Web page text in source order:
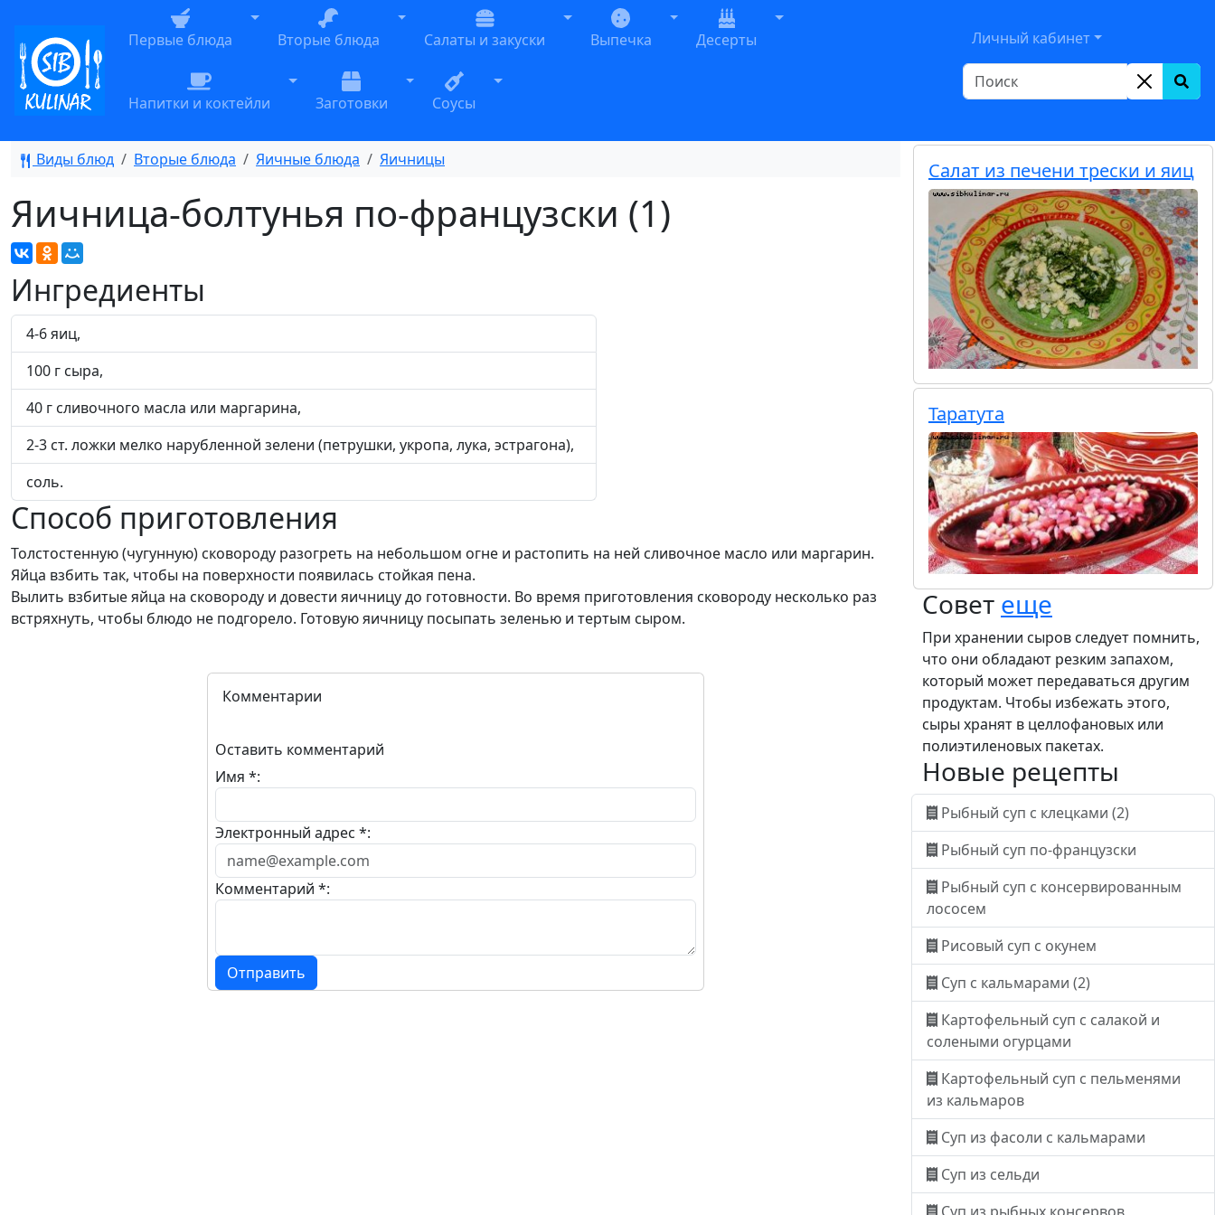
Первые блюда
Toggle Dropdown
Вторые блюда
Toggle Dropdown
Салаты и закуски
Toggle Dropdown
Выпечка
Toggle Dropdown
Десерты
Toggle Dropdown
Напитки и коктейли
Toggle Dropdown
Заготовки
Toggle Dropdown
Соусы
Toggle Dropdown
Личный кабинет
Виды блюд Вторые блюда Яичные блюда Яичницы
Яичница-болтунья по-французски (1)
Ингредиенты
4-6 яиц,
100 г сыра,
40 г сливочного масла или маргарина,
2-3 ст. ложки мелко нарубленной зелени (петрушки, укропа, лука, эстрагона),
соль.
Способ приготовления
Толстостенную (чугунную) сковороду разогреть на небольшом огне и растопить на ней сливочное масло или маргарин.
Яйца взбить так, чтобы на поверхности появилась стойкая пена.
Вылить взбитые яйца на сковороду и довести яичницу до готовности. Во время приготовления сковороду несколько раз
встряхнуть, чтобы блюдо не подгорело. Готовую яичницу посыпать зеленью и тертым сыром.
Комментарии
Оставить комментарий
Имя *:
Электронный адрес *:
Комментарий *:
Отправить
Салат из печени трески и яиц
Таратута
Совет еще
При хранении сыров следует помнить,
что они обладают резким запахом,
который может передаваться другим
продуктам. Чтобы избежать этого,
сыры хранят в целлофановых или
полиэтиленовых пакетах.
Новые рецепты
Рыбный суп с клецками (2)
Рыбный суп по-французски
Рыбный суп с консервированным
лососем
Рисовый суп с окунем
Суп с кальмарами (2)
Картофельный суп с салакой и
солеными огурцами
Картофельный суп с пельменями
из кальмаров
Суп из фасоли с кальмарами
Суп из сельди
Суп из рыбных консервов